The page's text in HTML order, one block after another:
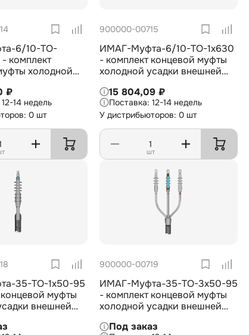
6/10-TO-
комплект
холодной
с
СПЭ на 6/10 кВ,
мм2
₽
12-14 недель
0 шт
900000-00715
ИМАГ-Муфта-6/10-TO-1х630
- комплект концевой муфты
холодной усадки внешней
с изоляцией из СПЭ на 6/10
кВ, 1х630 мм2
15 804,09 ₽
12-14 недель
У дистрибьюторов: 0 шт
шт
35-TO-1х50-95
муфты
внешней
из СПЭ на 35 кВ,
900000-00719
ИМАГ-Муфта-35-TO-3х50-95
- комплект концевой муфты
холодной усадки внешней
с изоляцией из СПЭ на 35 кВ,
Под заказ